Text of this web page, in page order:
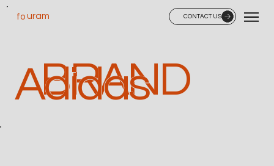
CONTACT US
uram
fo
BRAND
Adidas